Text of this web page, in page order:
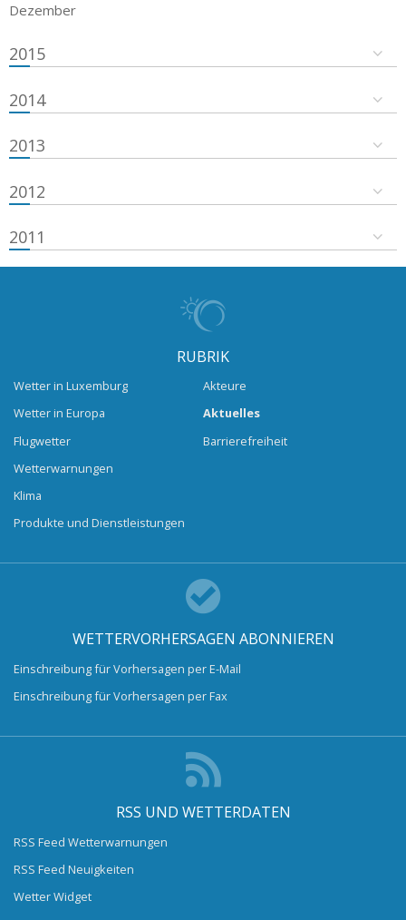
Dezember
2015
2014
2013
2012
2011
RUBRIK
Wetter in Luxemburg
Wetter in Europa
Flugwetter
Wetterwarnungen
Klima
Produkte und Dienstleistungen
Akteure
Aktuelles
Barrierefreiheit
WETTERVORHERSAGEN ABONNIEREN
Einschreibung für Vorhersagen per E-Mail
Einschreibung für Vorhersagen per Fax
RSS UND WETTERDATEN
RSS Feed Wetterwarnungen
RSS Feed Neuigkeiten
Wetter Widget